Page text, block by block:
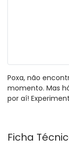
Poxa, não
momento. Mas
por aí!
Ficha